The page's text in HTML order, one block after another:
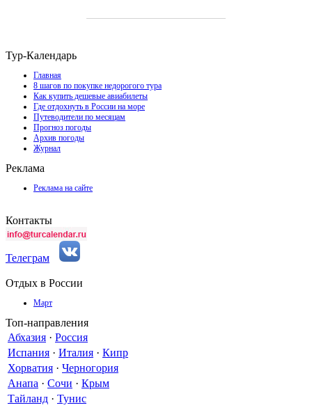
Тур-Календарь
Главная
8 шагов по покупке недорогого тура
Как купить дешевые авиабилеты
Где отдохнуть в России на море
Путеводители по месяцам
Прогноз погоды
Архив погоды
Журнал
Реклама
Реклама на сайте
Контакты
Телеграм
Отдых в России
Март
Топ-направления
Абхазия · Россия
Испания · Италия · Кипр
Хорватия · Черногория
Анапа · Сочи · Крым
Тайланд · Тунис